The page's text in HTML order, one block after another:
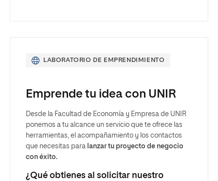
LABORATORIO DE EMPRENDIMIENTO
Emprende tu idea con UNIR
Desde la Facultad de Economía y Empresa de UNIR
ponemos a tu alcance un servicio que te ofrece las
herramientas, el acompañamiento y los contactos
que necesitas para lanzar tu proyecto de negocio
con éxito.
¿Qué obtienes al solicitar nuestro